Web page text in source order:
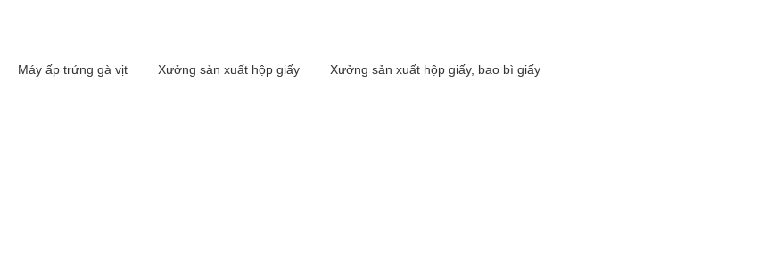
Máy ấp trứng gà vịt Xưởng sản xuất hộp giấy Xưởng sản xuất hộp giấy, bao bì giấy